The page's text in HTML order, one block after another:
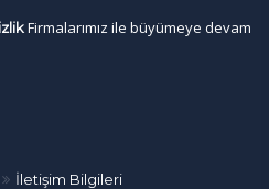
Firmalarımız ile büyümeye devam
İletişim Bilgileri